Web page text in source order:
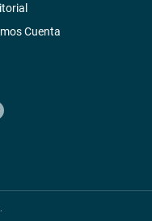
Cuenta